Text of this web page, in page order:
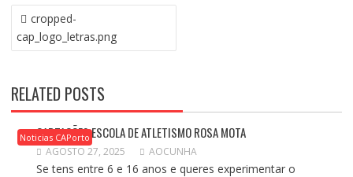
NAVEGAÇÃO
DE
ARTIGOS
cropped-
cap_logo_letras.png
RELATED POSTS
Noticias CAPorto
CAPTAÇÕES ESCOLA DE ATLETISMO ROSA MOTA
AGOSTO 27, 2025 AOCUNHA
Se tens entre 6 e 16 anos e queres experimentar o